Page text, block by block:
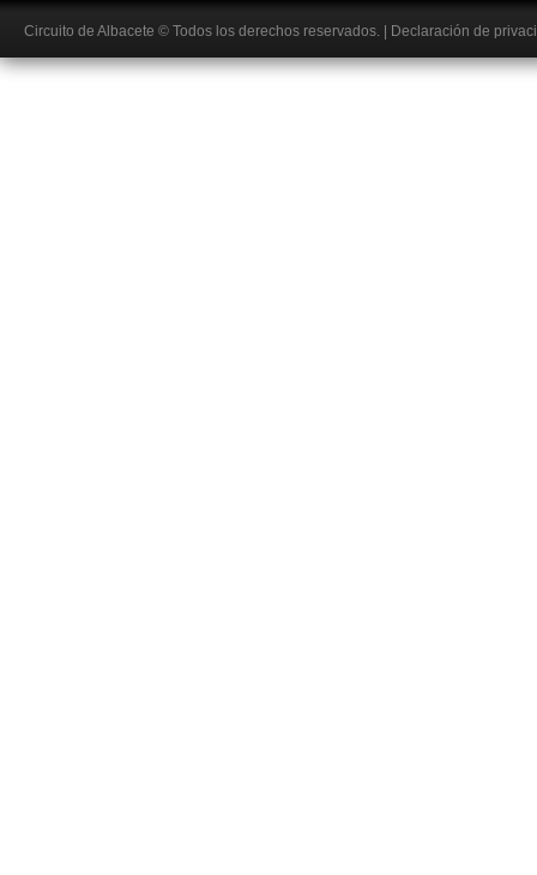
Circuito de Albacete © Todos los derechos reservados. Declaración de